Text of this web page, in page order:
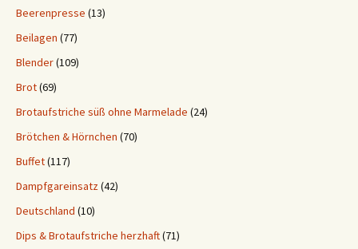
Beerenpresse (13)
Beilagen (77)
Blender(109)
Brot(69)
Brotaufstriche süß ohne Marmelade (24)
Brötchen & Hörnchen (70)
Buffet(117)
Dampfgareinsatz(42)
Deutschland (10)
Dips & Brotaufstriche herzhaft(71)